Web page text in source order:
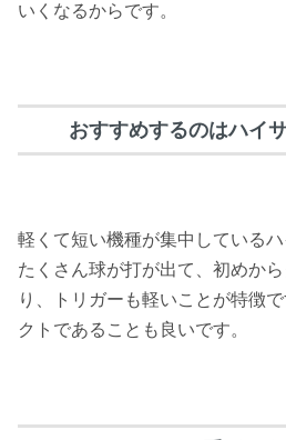
いくなるからです。
おすすめするのはハイ
軽くて短い機種が集中しているハ
たくさん球が打が出て、初めか
り、トリガーも軽いことが特徴
クトであることも良いです。